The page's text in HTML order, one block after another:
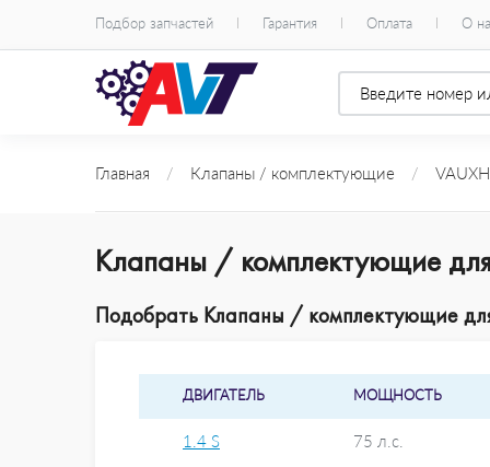
Подбор запчастей Гарантия Оплата О
Главная / Клапаны / комплектующие /
Клапаны / комплектующие для
Подобрать Клапаны / комплектующие для
ДВИГАТЕЛЬ МОЩНОСТЬ
1.4 S 75 л.с.